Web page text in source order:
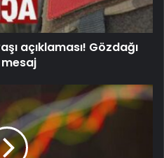
açıklaması! Gözdağı